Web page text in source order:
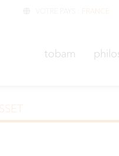
FRANCE
tobam